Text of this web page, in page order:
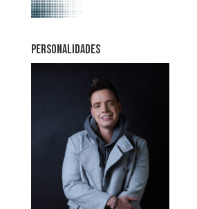
PERSONALIDADES